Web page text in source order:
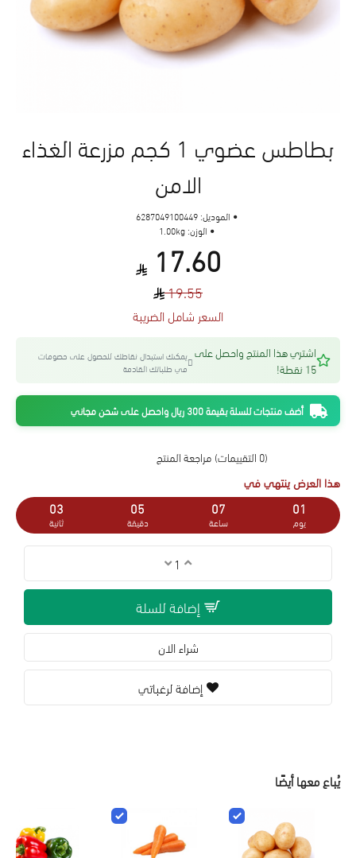
بطاطس عضوي 1 كجم مزرعة الغذاء
الامن
(0 التقييمات) مراجعة المنتج
هذا العرض ينتهي في
01
يوم
07
ساعة
05
دقيقة
02
ثانية
19.55
17.60
السعر شامل الضريبة
الموديل: 6287049100449
الوزن: 1.00kg
اشتري هذا المنتج واحصل على
15 نقطة!
يمكنك استبدال نقاطك للحصول على خصومات
في طلباتك القادمة
أضف منتجات للسلة بقيمة 300 ريال واحصل على شحن مجاني
إضافة للسلة
شراء الان
إضافة لرغباتي
يُباع معها أيضًا